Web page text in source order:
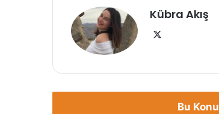
Kübra Akış
Bu